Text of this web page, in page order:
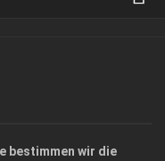
bestimmen wir die